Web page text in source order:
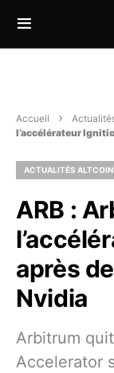
Accueil
l’accélérateur
ACTUALITÉS
ARB :
après
Nvidia
Arbitrum
Accelerator